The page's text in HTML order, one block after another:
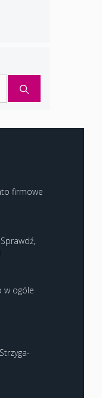
firmowe
w ogóle